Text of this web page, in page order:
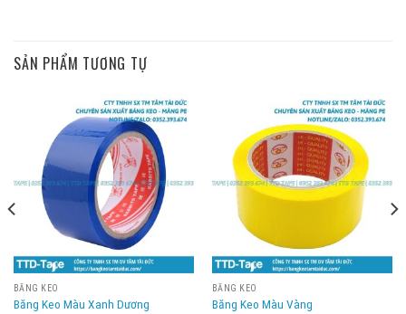
SẢN PHẨM TƯƠNG TỰ
BĂNG KEO
Băng Keo Màu Xanh Dương
BĂNG KEO
Băng Keo Màu Vàng